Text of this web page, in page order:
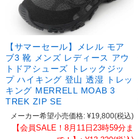
【サマーセール】メレル モア
ブ3 靴 メンズ レディース アウ
トドアシューズ トレックジッ
プ ハイキング 登山 透湿 トレッ
キング MERRELL MOAB 3
TREK ZIP SE
メーカー希望小売価格: ¥19,800(税込)
【会員SALE！8月11日23時59分ま